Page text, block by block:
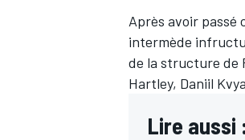
Après avoir passé
intermède
de la structure de
Hartley, Daniil
Lire aussi :